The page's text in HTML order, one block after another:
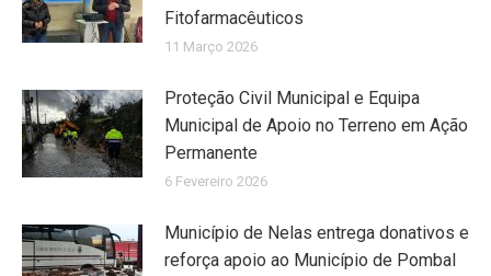
Fitofarmacêuticos
11 Março 2026
Proteção Civil Municipal e Equipa
Municipal de Apoio no Terreno em Ação
Permanente
6 Fevereiro 2026
Município de Nelas entrega donativos e
reforça apoio ao Município de Pombal